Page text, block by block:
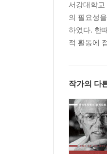
들어가며
현명한 / 저술 목
1장 투자 원칙
2장 PER과 적
경상PER / 평
3장 안전마진과
서강대학
의 필요성
하였다. 한
적 활동에
작가의 다